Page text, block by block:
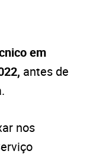
em
antes de
nos